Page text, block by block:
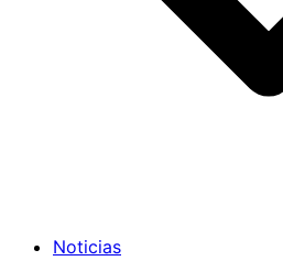
Noticias